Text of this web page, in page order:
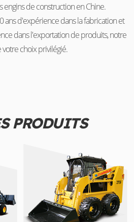
engins de construction en Chine.
ans d'expérience dans la fabrication et
dans l'exportation de produits, notre
choix privilégié.
PRODUITS